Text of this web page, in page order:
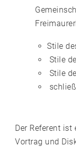
Stile
Stile
Stile
Der Referent
Vortrag und